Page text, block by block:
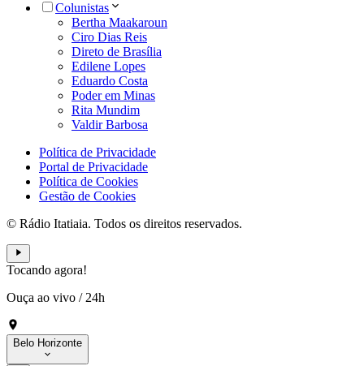
Colunistas
Bertha Maakaroun
Ciro Dias Reis
Direto de Brasília
Edilene Lopes
Eduardo Costa
Poder em Minas
Rita Mundim
Valdir Barbosa
Política de Privacidade
Portal de Privacidade
Política de Cookies
Gestão de Cookies
© Rádio Itatiaia. Todos os direitos reservados.
Tocando agora!
Ouça ao vivo / 24h
Belo Horizonte